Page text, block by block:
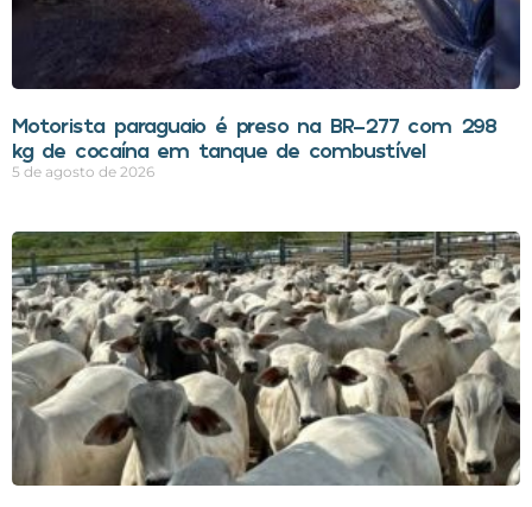
Motorista paraguaio é preso na BR-277 com 298
kg de cocaína em tanque de combustível
5 de agosto de 2026